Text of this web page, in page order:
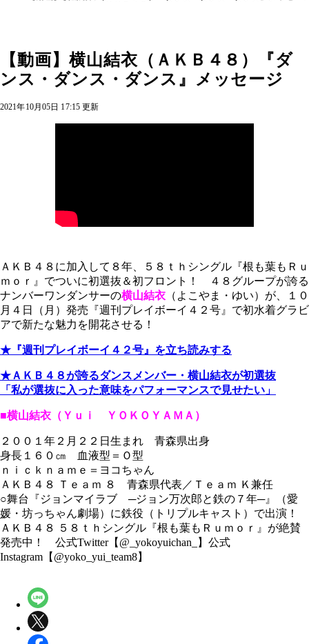
【動画】横山結衣（ＡＫＢ４８）『ダ
ンス・ダンス・ダンス』メッセージ
2021年10月05日 17:15 更新
ＡＫＢ４８に加入して８年、５８ｔｈシングル『根も葉もＲｕ
ｍｏｒ』でついに初選抜＆初フロント！ ４８グループが誇る
ナンバーワンダンサーの横山結衣 （よこやま・ゆい）が、１０
月４日（月）発売『週刊プレイボーイ４２号』で初水着グラビ
アで新たな魅力を開花させる！
★『週刊プレイボーイ４２号』を立ち読みする
★ＡＫＢ４８が誇るダンスメンバー・横山結衣が初選抜
「私が選抜に入った意味をパフォーマンスで見せたい」
■横山結衣（Ｙｕｉ ＹＯＫＯＹＡＭＡ）
２００１年２月２２日生まれ 青森県出身
身長１６０㎝ 血液型＝Ｏ型
ｎｉｃｋｎａｍｅ＝ヨコちゃん
ＡＫＢ４８ Ｔｅａｍ ８ 青森県代表／Ｔｅａｍ Ｋ兼任
○舞台『ジョンマイラブ ─ジョン万次郎と鉄の７年─』（愛
媛・坊っちゃん劇場）に鉄役（トリプルキャスト）で出演！
ＡＫＢ４８ ５８ｔｈシングル『根も葉もＲｕｍｏｒ』が絶賛
発売中！ 公式Twitter【@_yokoyuichan_】公式
Instagram【@yoko_yui_team8】